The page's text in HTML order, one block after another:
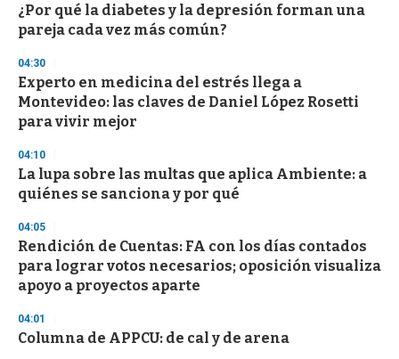
¿Por qué la diabetes y la depresión forman una
pareja cada vez más común?
04:30
Experto en medicina del estrés llega a
Montevideo: las claves de Daniel López Rosetti
para vivir mejor
04:10
La lupa sobre las multas que aplica Ambiente: a
quiénes se sanciona y por qué
04:05
Rendición de Cuentas: FA con los días contados
para lograr votos necesarios; oposición visualiza
apoyo a proyectos aparte
04:01
Columna de APPCU: de cal y de arena